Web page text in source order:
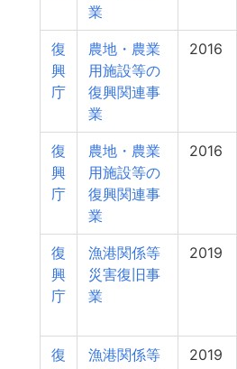
業
復
興
庁
農地・農業
用施設等の
復興関連事
業
2016
復
興
庁
農地・農業
用施設等の
復興関連事
業
2016
復
興
庁
漁港関係等
災害復旧事
業
2019
復
漁港関係等
2019